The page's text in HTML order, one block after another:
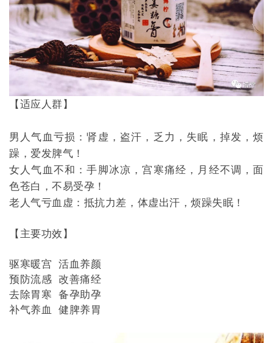
【适应人群】
男人气血亏损：肾虚，盗汗，乏力，失眠，掉发，烦
躁，爱发脾气！
女人气血不和：手脚冰凉，宫寒痛经，月经不调，面
色苍白，不易受孕！
老人气亏血虚：抵抗力差，体虚出汗，烦躁失眠！
【主要功效】
驱寒暖宫 活血养颜
预防流感 改善痛经
去除胃寒 备孕助孕
补气养血 健脾养胃